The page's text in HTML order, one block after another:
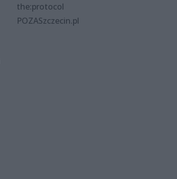
the:protocol
POZASzczecin.pl